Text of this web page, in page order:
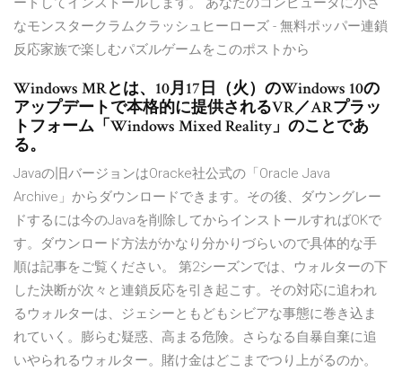
なモンスタークラムクラッシュヒーローズ - 無料ポッパー連鎖
反応家族で楽しむパズルゲームをこのポストから
Windows MRとは、10月17日（火）のWindows 10の
アップデートで本格的に提供されるVR／ARプラッ
トフォーム「Windows Mixed Reality」のことであ
る。
Javaの旧バージョンはOracke社公式の「Oracle Java
Archive」からダウンロードできます。その後、ダウングレー
ドするには今のJavaを削除してからインストールすればOKで
す。ダウンロード方法がかなり分かりづらいので具体的な手
順は記事をご覧ください。 第2シーズンでは、ウォルターの下
した決断が次々と連鎖反応を引き起こす。その対応に追われ
るウォルターは、ジェシーともどもシビアな事態に巻き込ま
れていく。膨らむ疑惑、高まる危険。さらなる自暴自棄に追
いやられるウォルター。賭け金はどこまでつり上がるのか。